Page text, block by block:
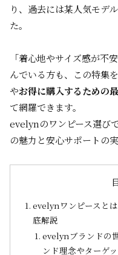
り、過去には某人気モデ
た。
「着心地やサイズ感が不
んでいる方も、この特集
やお得に購入するための
て網羅できます。
evelynのワンピース選び
の魅力と安心サポートの
evelynワンピースと
底解説
evelynブランドの
ンド理念やターゲ